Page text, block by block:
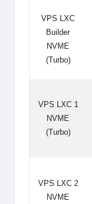
VPS LXC
Builder
NVME
(Turbo)
VPS LXC 1
NVME
(Turbo)
VPS LXC 2
NVME